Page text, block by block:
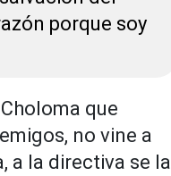
porque soy
que
no vine a
a la directiva se la